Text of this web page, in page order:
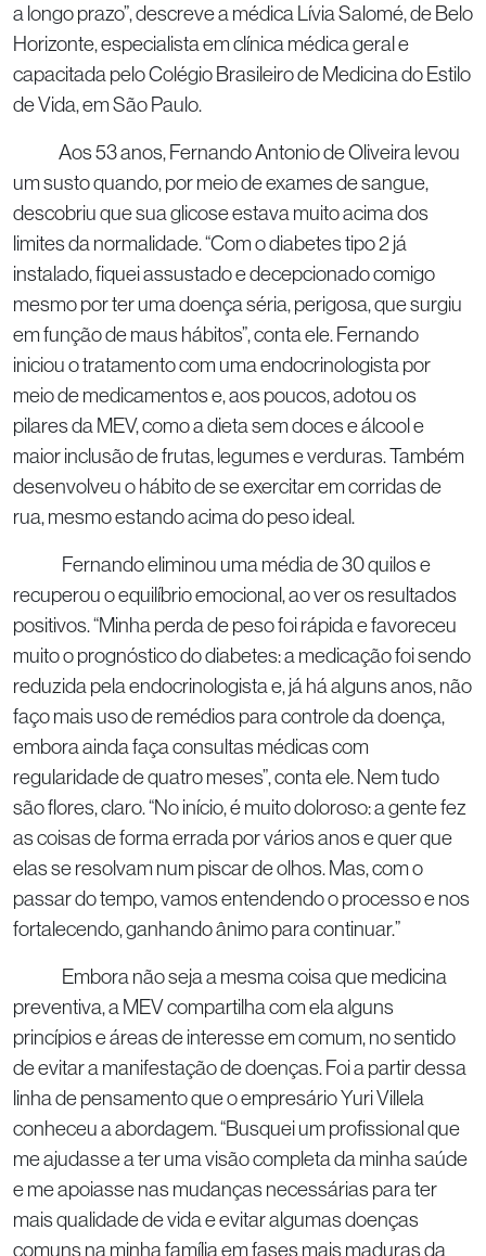
a longo prazo”, descreve a médica Lívia Salomé, de Belo
Horizonte, especialista em clínica médica geral e
capacitada pelo Colégio Brasileiro de Medicina do Estilo
de Vida, em São Paulo.
Aos 53 anos, Fernando Antonio de Oliveira levou
um susto quando, por meio de exames de sangue,
descobriu que sua glicose estava muito acima dos
limites da normalidade. “Com o diabetes tipo 2 já
instalado, fiquei assustado e decepcionado comigo
mesmo por ter uma doença séria, perigosa, que surgiu
em função de maus hábitos”, conta ele. Fernando
iniciou o tratamento com uma endocrinologista por
meio de medicamentos e, aos poucos, adotou os
pilares da MEV, como a dieta sem doces e álcool e
maior inclusão de frutas, legumes e verduras. Também
desenvolveu o hábito de se exercitar em corridas de
rua, mesmo estando acima do peso ideal.
Fernando eliminou uma média de 30 quilos e
recuperou o equilíbrio emocional, ao ver os resultados
positivos. “Minha perda de peso foi rápida e favoreceu
muito o prognóstico do diabetes: a medicação foi sendo
reduzida pela endocrinologista e, já há alguns anos, não
faço mais uso de remédios para controle da doença,
embora ainda faça consultas médicas com
regularidade de quatro meses”, conta ele. Nem tudo
são flores, claro. “No início, é muito doloroso: a gente fez
as coisas de forma errada por vários anos e quer que
elas se resolvam num piscar de olhos. Mas, com o
passar do tempo, vamos entendendo o processo e nos
fortalecendo, ganhando ânimo para continuar.”
Embora não seja a mesma coisa que medicina
preventiva, a MEV compartilha com ela alguns
princípios e áreas de interesse em comum, no sentido
de evitar a manifestação de doenças. Foi a partir dessa
linha de pensamento que o empresário Yuri Villela
conheceu a abordagem. “Busquei um profissional que
me ajudasse a ter uma visão completa da minha saúde
e me apoiasse nas mudanças necessárias para ter
mais qualidade de vida e evitar algumas doenças
comuns na minha família em fases mais maduras da